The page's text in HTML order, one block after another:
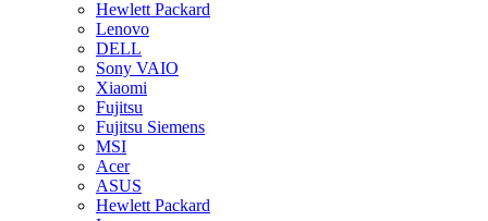
Hewlett Packard
Lenovo
DELL
Sony VAIO
Xiaomi
Fujitsu
Fujitsu Siemens
MSI
Acer
ASUS
Hewlett Packard